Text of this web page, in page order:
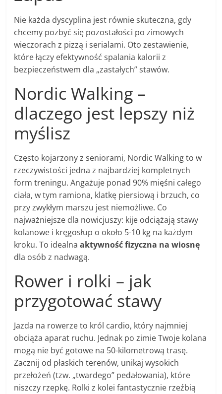
Nie każda dyscyplina jest równie skuteczna, gdy
chcemy pozbyć się pozostałości po zimowych
wieczorach z pizzą i serialami. Oto zestawienie,
które łączy efektywność spalania kalorii z
bezpieczeństwem dla „zastałych” stawów.
Nordic Walking –
dlaczego jest lepszy niż
myślisz
Często kojarzony z seniorami, Nordic Walking to w
rzeczywistości jedna z najbardziej kompletnych
form treningu. Angażuje ponad 90% mięśni całego
ciała, w tym ramiona, klatkę piersiową i brzuch, co
przy zwykłym marszu jest niemożliwe. Co
najważniejsze dla nowicjuszy: kije odciążają stawy
kolanowe i kręgosłup o około 5-10 kg na każdym
kroku. To idealnaaktywność fizyczna na wiosnę
dla osób z nadwagą.
Rower i rolki – jak
przygotować stawy
Jazda na rowerze to król cardio, który najmniej
obciąża aparat ruchu. Jednak po zimie Twoje kolana
mogą nie być gotowe na 50-kilometrową trasę.
Zacznij od płaskich terenów, unikaj wysokich
przełożeń (tzw. „twardego” pedałowania), które
niszczy rzepkę. Rolki z kolei fantastycznie rzeźbią